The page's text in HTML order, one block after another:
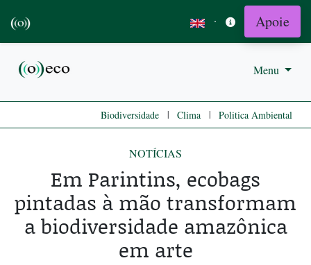
· Apoie
Menu
Biodiversidade | Clima | Politica Ambiental
NOTÍCIAS
Em Parintins, ecobags
pintadas à mão transformam
a biodiversidade amazônica
em arte